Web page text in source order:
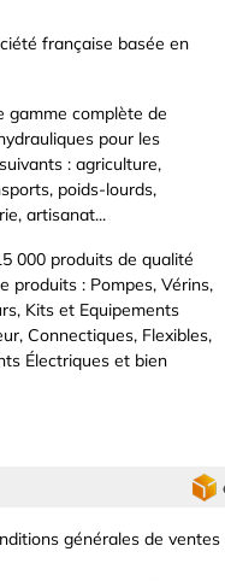
française basée en
gamme complète de
pour les
: agriculture,
poids-lourds,
artisanat...
000 produits de qualité
produits : Pompes, Vérins,
Kits et Equipements
Connectiques, Flexibles,
Électriques et bien
générales de ventes